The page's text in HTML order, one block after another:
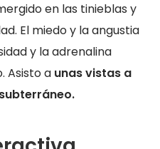
en las tinieblas y
El miedo y la angustia
y la adrenalina
Asisto a unas vistas a